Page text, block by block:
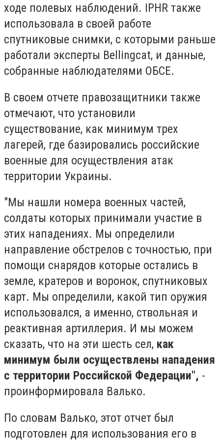
ходе полевых наблюдений. IPHR также
использовала в своей работе
спутниковые снимки, с которыми раньше
работали эксперты Bellingcat, и данные,
собранные наблюдателями ОБСЕ.
В своем отчете правозащитники также
отмечают, что установили
существование, как минимум трех
лагерей, где базировались российские
военные для осуществления атак
территории Украины.
"Мы нашли номера военных частей,
солдаты которых принимали участие в
этих нападениях. Мы определили
направление обстрелов с точностью, при
помощи снарядов которые остались в
земле, кратеров и воронок, спутниковых
карт. Мы определили, какой тип оружия
использовался, а именно, ствольная и
реактивная артиллерия. И мы можем
сказать, что на эти шесть сел, как
минимум были осуществлены нападения
с территории Российской Федерации", -
проинформировала Валько.
По словам Валько, этот отчет был
подготовлен для использования его в